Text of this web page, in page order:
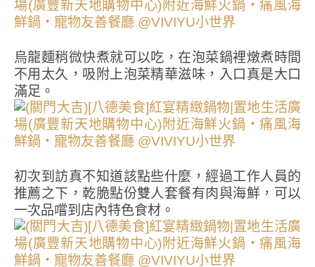
烏龍麵稍微快煮就可以吃，在泡菜鍋裡燉煮時間
不用太久，吸附上泡菜精華滋味，入口真是大口
滿足。
初次到訪真不知道該點些什麼，經過工作人員的
推薦之下，乾脆點份雙人套餐有肉與海鮮，可以
一次品嚐到店內特色食材。